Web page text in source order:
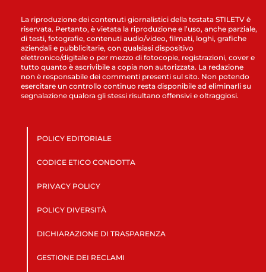
La riproduzione dei contenuti giornalistici della testata STILETV è
riservata. Pertanto, è vietata la riproduzione e l’uso, anche parziale,
di testi, fotografie, contenuti audio/video, filmati, loghi, grafiche
aziendali e pubblicitarie, con qualsiasi dispositivo
elettronico/digitale o per mezzo di fotocopie, registrazioni, cover e
tutto quanto è ascrivibile a copia non autorizzata. La redazione
non è responsabile dei commenti presenti sul sito. Non potendo
esercitare un controllo continuo resta disponibile ad eliminarli su
segnalazione qualora gli stessi risultano offensivi e oltraggiosi.
POLICY EDITORIALE
CODICE ETICO CONDOTTA
PRIVACY POLICY
POLICY DIVERSITÀ
DICHIARAZIONE DI TRASPARENZA
GESTIONE DEI RECLAMI